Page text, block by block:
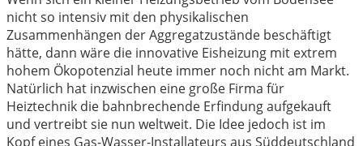
nicht so intensiv mit den physikalischen
Zusammenhängen der Aggregatzustände beschäftigt
hätte, dann wäre die innovative Eisheizung mit extrem
hohem Ökopotenzial heute immer noch nicht am Markt.
Natürlich hat inzwischen eine große Firma für
Heiztechnik die bahnbrechende Erfindung aufgekauft
und vertreibt sie nun weltweit. Die Idee jedoch ist im
Kopf eines Gas-Wasser-Installateurs aus Süddeutschland